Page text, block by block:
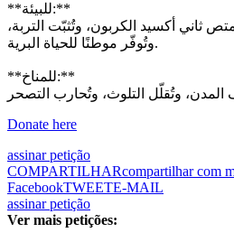
**للبيئة:**
ثاني أكسيد الكربون، وتُثبّت التربة،
وتُوفّر موطنًا للحياة البرية.
**للمناخ:**
وتُقلّل التلوث، وتُحارب التصحر
assinar petição
COMPARTILHARcompartilhar com
FacebookTWEETE-MAIL
assinar petição
Ver mais petições: